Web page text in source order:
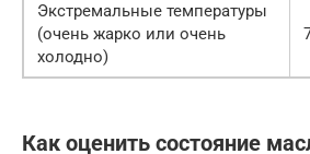
Экстремальные температуры
(очень жарко или очень
холодно)
Как оценить состояние